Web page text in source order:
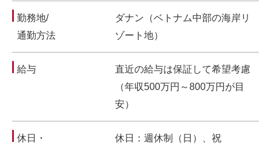
勤務地/
通勤方法
ダナン（ベトナム中部の海岸リ
ゾート地）
給与
直近の給与は保証して希望考慮
（年収500万円～800万円が目
安）
休日・
休日：週休制（日）、祝